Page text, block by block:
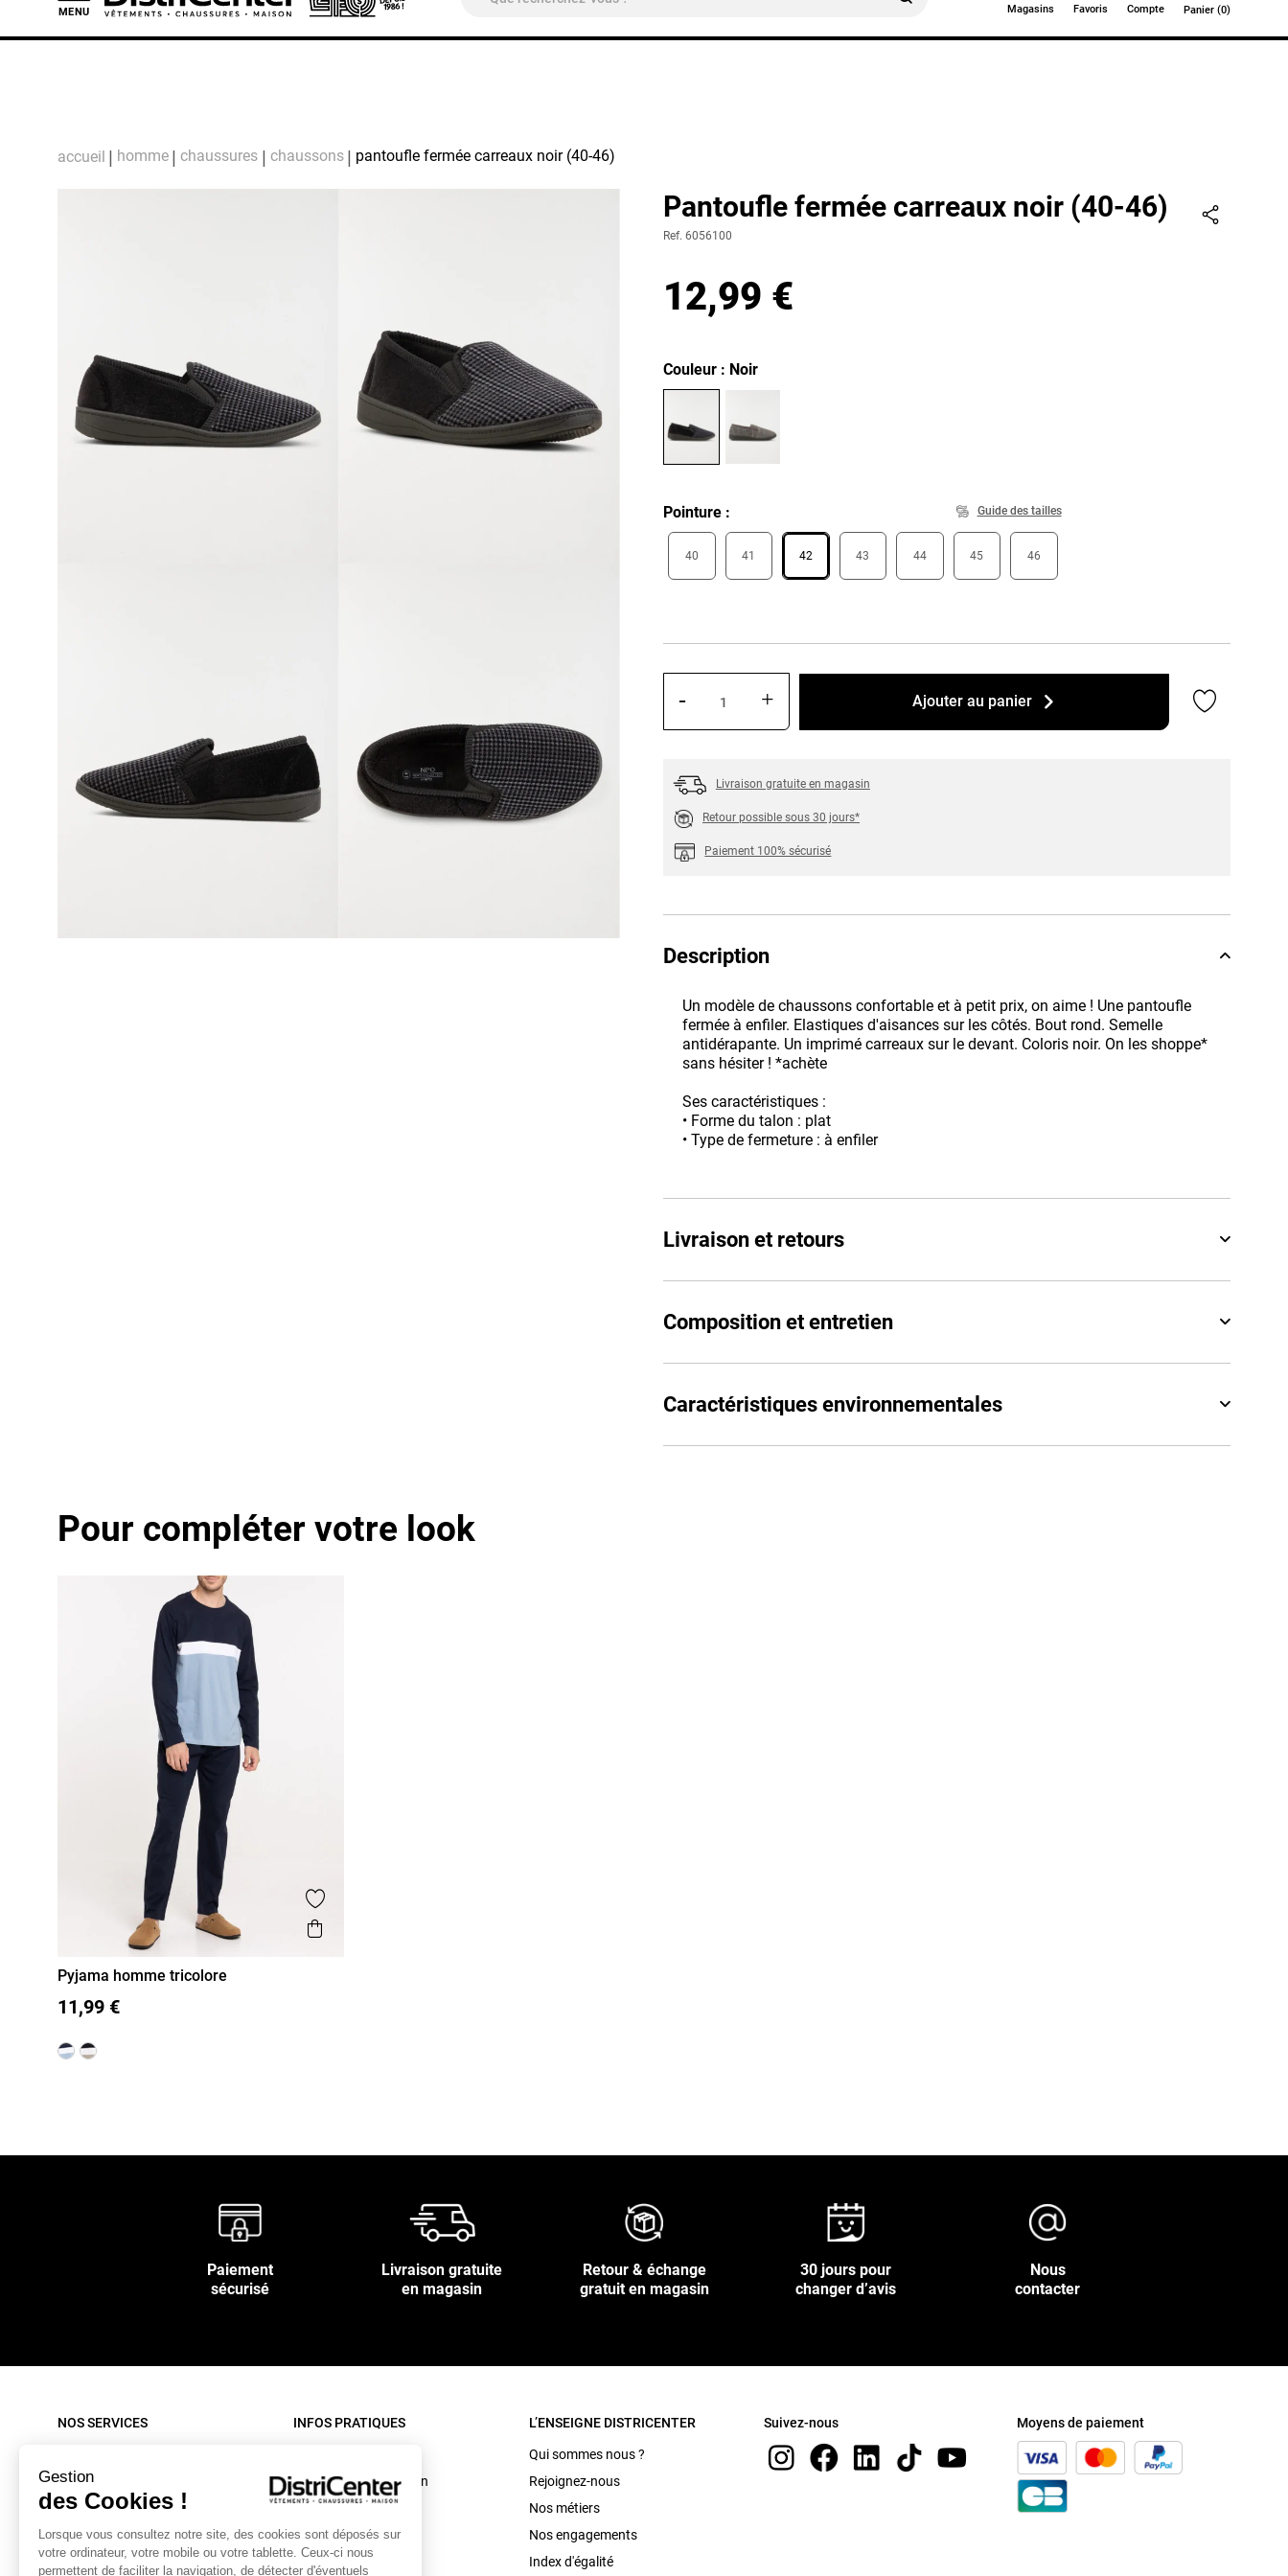
Gestion
des Cookies !
Lorsque vous consultez notre site, des cookies sont déposés sur
votre ordinateur, votre mobile ou votre tablette. Ceux-ci nous
permettent de faciliter la navigation, de détecter d'éventuels
MENU Magasins Favoris Compte Panier (0)
accueil homme chaussures chaussons pantoufle fermée carreaux noir (40-46)
Pantoufle fermée carreaux noir (40-46)
Ref. 6056100
12,99 €
Couleur : Noir
Pointure Guide des tailles
40 41 42 43 44 45 46
- + Ajouter au panier Ajouter
Livraison gratuite en magasin
Retour possible sous 30 jours*
Paiement 100% sécurisé
Description
Un modèle de chaussons confortable et à petit prix, on aime ! Une pantoufle
fermée à enfiler. Elastiques d'aisances sur les côtés. Bout rond. Semelle
antidérapante. Un imprimé carreaux sur le devant. Coloris noir. On les shoppe*
sans hésiter ! *achète
Ses caractéristiques :
• Forme du talon : plat
• Type de fermeture : à enfiler
Livraison et retours
Composition et entretien
Caractéristiques environnementales
Pour compléter votre look
Ajouter aux favoris
Aperçu rapide
S M
Pyjama homme tricolore
11,99 €
Paiement
sécurisé
Livraison gratuite
en magasin
Retour & échange
gratuit en magasin
30 jours pour
changer d’avis
Nous
contacter
NOS SERVICES
Nos livraisons
Retour sous 30 jours
Contactez-nous
Mon compte
INFOS PRATIQUES
Conditions d'utilisation
C.G.V. site internet
C.G.V. Magasin
Mentions légales
L’ENSEIGNE DISTRICENTER
Qui sommes nous ?
Rejoignez-nous
Nos métiers
Nos engagements
Index d'égalité
Suivez-nous Moyens de paiement